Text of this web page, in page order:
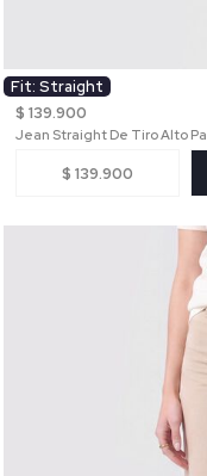
Fit: Straight
$ 139.900
Jean Straight De Tiro Alto
$ 139.900